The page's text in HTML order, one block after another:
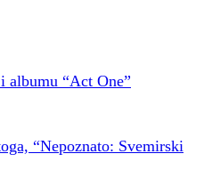
albumu “Act One”
“Nepoznato: Svemirski